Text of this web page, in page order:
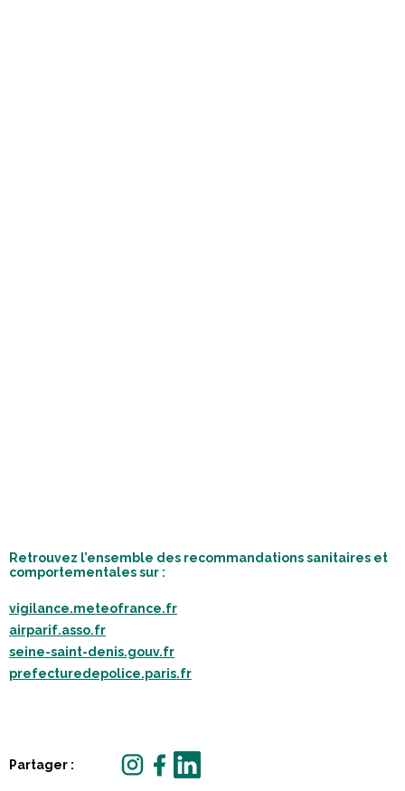
Retrouvez l’ensemble des recommandations sanitaires et
comportementales sur :
vigilance.meteofrance.fr
airparif.asso.fr
seine-saint-denis.gouv.fr
prefecturedepolice.paris.fr
Partager :